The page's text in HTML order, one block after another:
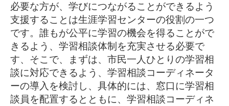
必要な方が、学びにつながることができるよう
支援すること は生涯学習センターの役割の一つ
です。誰もが公平に学習の機会を得ることがで
きるよう、学習相談体制を充実させる必要で
す、 そこで、まずは、市民一人ひとりの学習相
談に対応できるよう、学習相談コーディネータ
ーの導入を検討し、具体的には、窓口に学習相
談員を配置するとともに、学習相談コーディネ